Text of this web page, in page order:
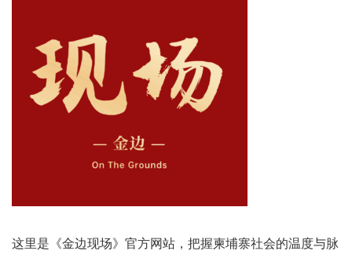
这里是《金边现场》官方网站，把握柬埔寨社会的温度与脉